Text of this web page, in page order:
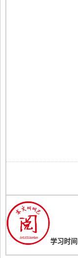
学习时间